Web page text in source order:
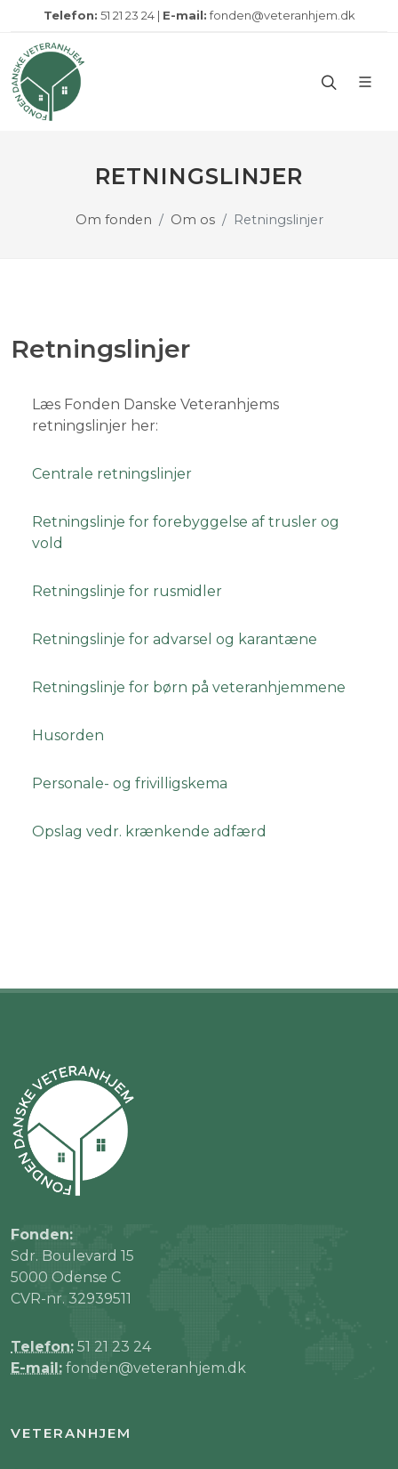
Telefon: 51 21 23 24 | E-mail: fonden@veteranhjem.dk
RETNINGSLINJER
Om fonden Om os Retningslinjer
Retningslinjer
Læs Fonden Danske Veteranhjems
retningslinjer her:
Centrale retningslinjer
Retningslinje for forebyggelse af trusler og
vold
Retningslinje for rusmidler
Retningslinje for advarsel og karantæne
Retningslinje for børn på veteranhjemmene
Husorden
Personale- og frivilligskema
Opslag vedr. krænkende adfærd
Fonden:
Sdr. Boulevard 15
5000 Odense C
CVR-nr. 32939511
Telefon: 51 21 23 24
E-mail: fonden@veteranhjem.dk
VETERANHJEM